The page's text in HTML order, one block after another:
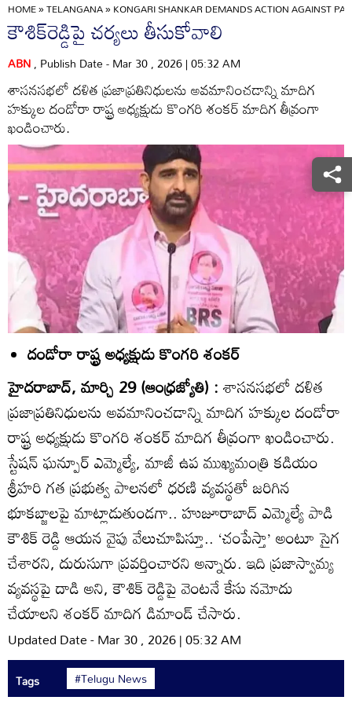
HOME»TELANGANA»KONGARI SHANKAR DEMANDS ACTION AGAINST
కౌశిక్‌రెడ్డిపై చర్యలు తీసుకోవాలి
ABN, Publish Date - Mar 30 , 2026 | 05:32 AM
శాసనసభలో దళిత ప్రజాప్రతినిధులను అవమానించడాన్ని మాదిగ
హక్కుల దండోరా రాష్ట్ర అధ్యక్షుడు కొంగరి శంకర్‌ మాదిగ తీవ్రంగా
ఖండించారు.
దండోరా రాష్ట్ర అధ్యక్షుడు కొంగరి శంకర్‌
హైదరాబాద్‌, మార్చి 29 (ఆంధ్రజ్యోతి) :శాసనసభలో దళిత
ప్రజాప్రతినిధులను అవమానించడాన్ని మాదిగ హక్కుల దండోరా
రాష్ట్ర అధ్యక్షుడు కొంగరి శంకర్‌ మాదిగ తీవ్రంగా ఖండించారు.
స్టేషన్ ఘన్పూర్‌ ఎమ్మెల్యే, మాజీ ఉప ముఖ్యమంత్రి కడియం
శ్రీహరి గత ప్రభుత్వ పాలనలో ధరణి వ్యవస్థతో జరిగిన
భూకబ్జాలపై మాట్లాడుతుండగా.. హుజూరాబాద్‌ ఎమ్మెల్యే పాడి
కౌశిక్‌ రెడ్డి ఆయన వైపు వేలుచూపిస్తూ.. ‘చంపేస్తా’ అంటూ సైగ
చేశారని, దురుసుగా ప్రవర్తించారని అన్నారు. ఇది ప్రజాస్వామ్య
వ్యవస్థపై దాడి అని, కౌశిక్‌ రెడ్డిపై వెంటనే కేసు నమోదు
చేయాలని శంకర్‌ మాదిగ డిమాండ్‌ చేసారు.
Updated Date - Mar 30 , 2026 | 05:32 AM
Tags #Telugu News